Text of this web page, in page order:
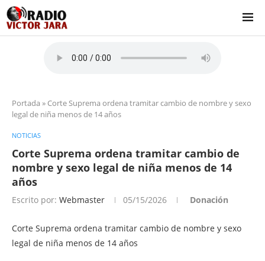
Portada » Corte Suprema ordena tramitar cambio de nombre y sexo
legal de niña menos de 14 años
NOTICIAS
Corte Suprema ordena tramitar cambio de
nombre y sexo legal de niña menos de 14
años
Escrito por: Webmaster 05/15/2026 Donación
Corte Suprema ordena tramitar cambio de nombre y sexo
legal de niña menos de 14 años